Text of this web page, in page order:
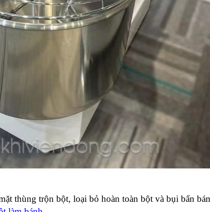
thùng trộn bột, loại bỏ hoàn toàn bột và bụi bẩn